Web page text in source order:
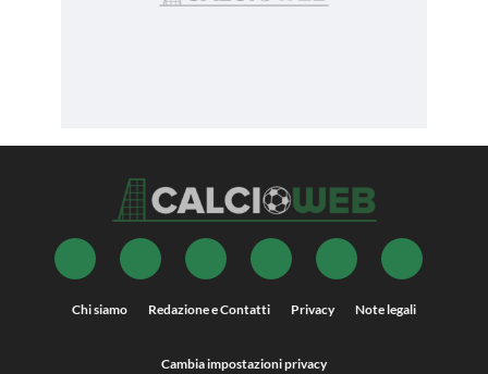
Chi siamo Redazione e Contatti Privacy Note legali
Cambia impostazioni privacy